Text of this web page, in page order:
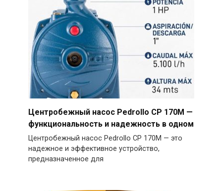
Центробежный насос Pedrollo CP 170M —
функциональность и надежность в одном
Центробежный насос Pedrollo CP 170M — это
надежное и эффективное устройство,
предназначенное для